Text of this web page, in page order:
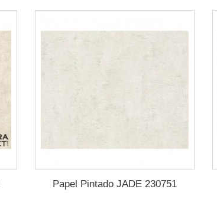
Papel Pintado JADE 230751